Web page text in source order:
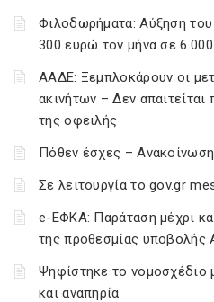
Φιλοδωρήματα: Αύξηση
300 ευρώ τον μήνα σε
ΑΑΔΕ: Ξεμπλοκάρουν οι
ακινήτων – Δεν
της οφειλής
Πόθεν έσχες –
Σε λειτουργία το gov.gr
e-ΕΦΚΑ: Παράταση μέχρι
της προθεσμίας
Ψηφίστηκε το νομοσχέδιο
και αναπηρία